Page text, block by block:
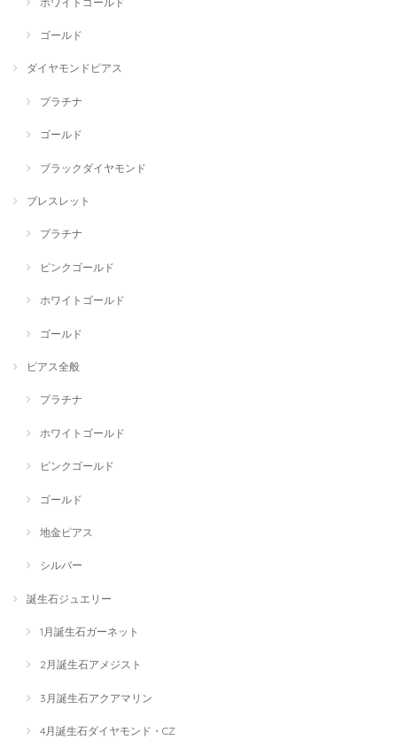
ゴールド
ダイヤモンドピアス
プラチナ
ゴールド
ブラックダイヤモンド
ブレスレット
プラチナ
ピンクゴールド
ホワイトゴールド
ゴールド
ピアス全般
プラチナ
ホワイトゴールド
ピンクゴールド
ゴールド
地金ピアス
シルバー
誕生石ジュエリー
1月誕生石ガーネット
2月誕生石アメジスト
3月誕生石アクアマリン
4月誕生石ダイヤモンド・CZ